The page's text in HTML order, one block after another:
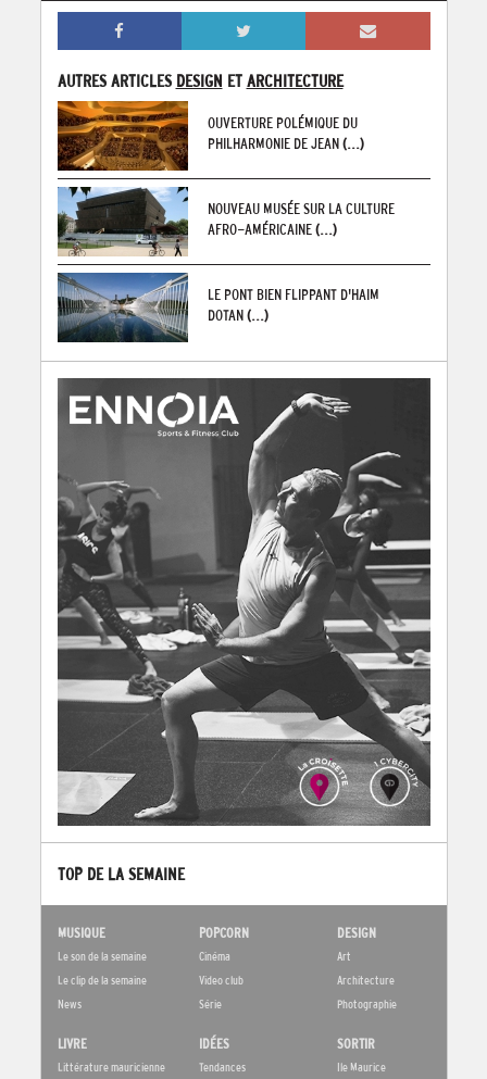
AUTRES ARTICLES DESIGN ET ARCHITECTURE
OUVERTURE POLÉMIQUE DU
PHILHARMONIE DE JEAN(...)
NOUVEAU MUSÉE SUR LA CULTURE
AFRO-AMÉRICAINE(...)
LE PONT BIEN FLIPPANT D'HAIM
DOTAN(...)
TOP DE LA SEMAINE
MUSIQUE
Le son de la semaine
Le clip de la semaine
News
POPCORN
Cinéma
Video club
Série
DESIGN
Art
Architecture
Photographie
LIVRE
Littérature mauricienne
IDÉES
Tendances
SORTIR
Ile Maurice